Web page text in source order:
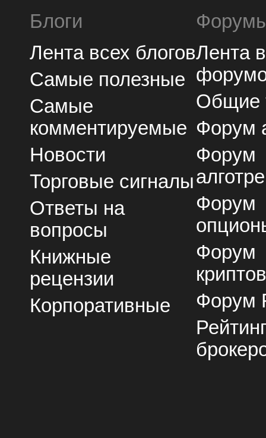
Блоги
Лента всех блогов
Самые полезные
Самые
комментируемые
Новости
Торговые сигналы
Ответы на
вопросы
Книжные
рецензии
Корпоративные
Лента
Общие
Форум
Форум
Форум
Форум
Форум